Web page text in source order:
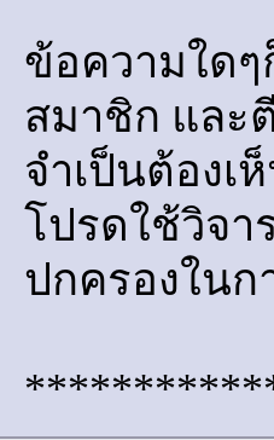
ข้อความใดๆ
สมาชิก และ
จำเป็นต้อง
โปรดใช้วิจ
ปกครองในก